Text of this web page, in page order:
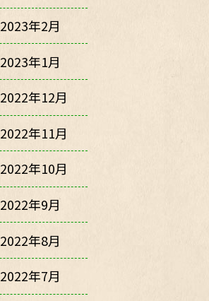
2023年2月
2023年1月
2022年12月
2022年11月
2022年10月
2022年9月
2022年8月
2022年7月